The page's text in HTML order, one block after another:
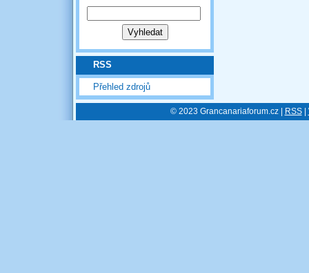
RSS
Přehled zdrojů
© 2023 Grancanariaforum.cz | RSS|